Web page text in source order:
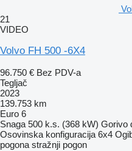
21
VIDEO
Volvo FH 500 -6X4
96.750 € Bez PDV-a
Tegljač
2023
139.753 km
Euro 6
Snaga 500 k.s. (368 kW) Gorivo
Osovinska konfiguracija 6x4
pogona stražnji pogon